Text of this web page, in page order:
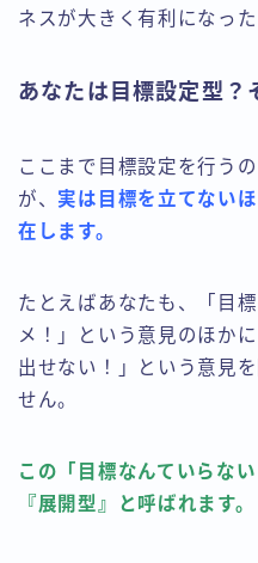
ネスが大きく有利になった
あなたは目標設定型？
ここまで目標設定を行う
が、 実は目標を立てない
在します。
たとえばあなたも、「目
メ！」という意見のほか
出せない！」という意見
せん。
この「目標なんていらな
『展開型』と呼ばれます。